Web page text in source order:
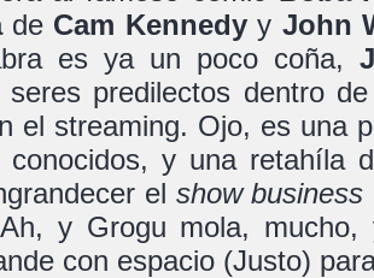
de Cam Kennedyy John
es ya un poco coña,
seres predilectos dentro
el streaming. Ojo, es una
conocidos, y una retahíla
el show business
y Grogu mola,
con espacio (Justo)